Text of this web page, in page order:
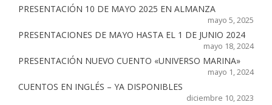
PRESENTACIÓN 10 DE MAYO 2025 EN ALMANZA
mayo 5, 2025
PRESENTACIONES DE MAYO HASTA EL 1 DE JUNIO 2024
mayo 18, 2024
PRESENTACIÓN NUEVO CUENTO «UNIVERSO MARINA»
mayo 1, 2024
CUENTOS EN INGLÉS – YA DISPONIBLES
diciembre 10, 2023